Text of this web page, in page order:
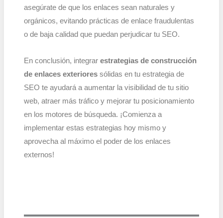
asegúrate de que los enlaces sean naturales y
orgánicos, evitando prácticas de enlace fraudulentas
o de baja calidad que puedan perjudicar tu SEO.
En conclusión, integrar estrategias de construcción
de enlaces exterioressólidas en tu estrategia de
SEO te ayudará a aumentar la visibilidad de tu sitio
web, atraer más tráfico y mejorar tu posicionamiento
en los motores de búsqueda. ¡Comienza a
implementar estas estrategias hoy mismo y
aprovecha al máximo el poder de los enlaces
externos!